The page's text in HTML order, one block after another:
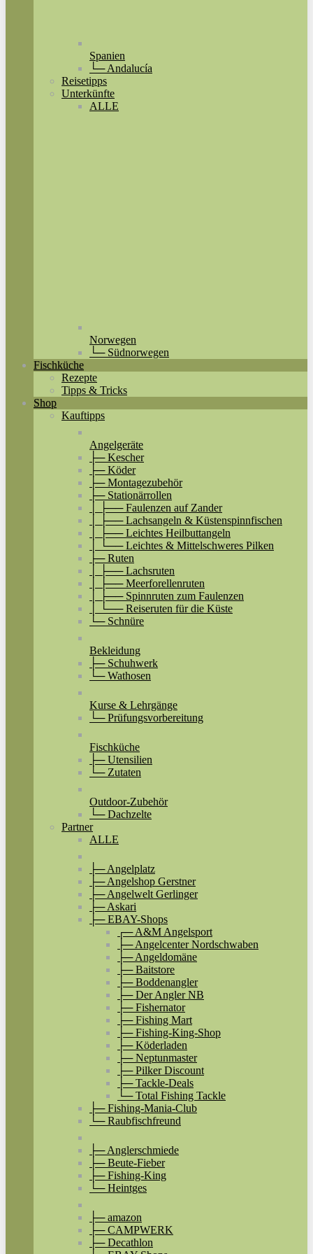
Spanien
└─ Andalucía
Reisetipps
Unterkünfte
ALLE
Norwegen
└─ Südnorwegen
Fischküche
Rezepte
Tipps & Tricks
Shop
Kauftipps
Angelgeräte
├─ Kescher
├─ Köder
├─ Montagezubehör
├─ Stationärrollen
│ ├── Faulenzen auf Zander
│ ├── Lachsangeln & Küstenspinnfischen
│ ├── Leichtes Heilbuttangeln
│ └── Leichtes & Mittelschweres Pilken
├─ Ruten
│ ├── Lachsruten
│ ├── Meerforellenruten
│ ├── Spinnruten zum Faulenzen
│ └── Reiseruten für die Küste
└─ Schnüre
Bekleidung
├─ Schuhwerk
└─ Wathosen
Kurse & Lehrgänge
└─ Prüfungsvorbereitung
Fischküche
├─ Utensilien
└─ Zutaten
Outdoor-Zubehör
└─ Dachzelte
Partner
ALLE
├─ Angelplatz
├─ Angelshop Gerstner
├─ Angelwelt Gerlinger
├─ Askari
├─ EBAY-Shops
┌─ A&M Angelsport
├─ Angelcenter Nordschwaben
├─ Angeldomäne
├─ Baitstore
├─ Boddenangler
├─ Der Angler NB
├─ Fishernator
├─ Fishing Mart
├─ Fishing-King-Shop
├─ Köderladen
├─ Neptunmaster
├─ Pilker Discount
├─ Tackle-Deals
└─ Total Fishing Tackle
├─ Fishing-Mania-Club
└─ Raubfischfreund
├─ Anglerschmiede
├─ Beute-Fieber
├─ Fishing-King
└─ Heintges
├─ amazon
├─ CAMPWERK
├─ Decathlon